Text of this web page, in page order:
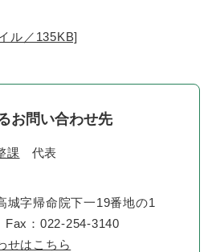
ル／135KB]
お問い合わせ先
課 代表
城字帰命院下一19番地の1
Fax：022-254-3140
せはこちら